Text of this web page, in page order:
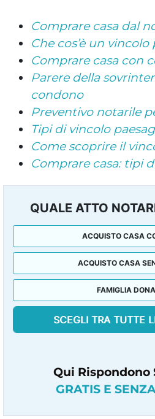
Comprare casa dal
Che cos’è un
Comprare casa con
Parere della
condono
Preventivo notarile
Tipi di vincolo
Come scoprire il
Comprare casa: tipi
QUALE ATTO
ACQUISTO CASA
ACQUISTO CASA
FAMIGLIA
Qui Rispondono
GRATIS E